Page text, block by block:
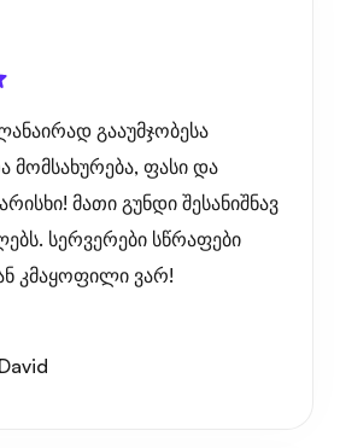
გააუმჯობესა
მომსახურება, ფასი და
მათი გუნდი შესანიშნავ
სერვერები სწრაფები
კმაყოფილი ვარ!